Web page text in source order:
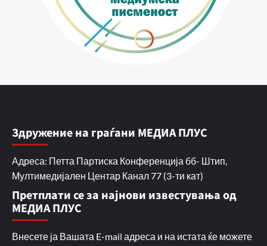
Здружение на граѓани МЕДИА ПЛУС
Адреса: Петта Партиска Конференција бб- Штип,
Мултимедијален Центар Канал 77 (3-ти кат)
Претплати се за најнови известувања од
МЕДИА ПЛУС
Внесете ја Вашата E-mail адреса и на истата ќе можете